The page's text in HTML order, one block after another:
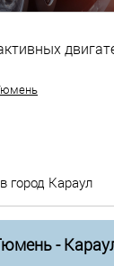
город Караул
-